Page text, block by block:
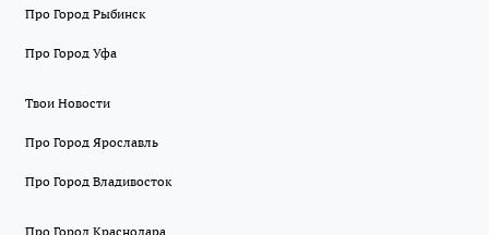
Про Город Рыбинск
Про Город Уфа
Твои Новости
Про Город Ярославль
Про Город Владивосток
Про Город Краснодара